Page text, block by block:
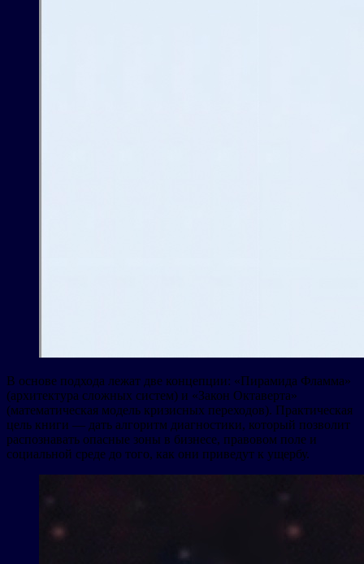
В основе подхода лежат две концепции: «Пирамида Фламма»
(архитектура сложных систем) и «Закон Октаверта»
(математическая модель кризисных переходов). Практическая
цель книги — дать алгоритм диагностики, который позволит
распознавать опасные зоны в бизнесе, правовом поле и
социальной среде до того, как они приведут к ущербу.